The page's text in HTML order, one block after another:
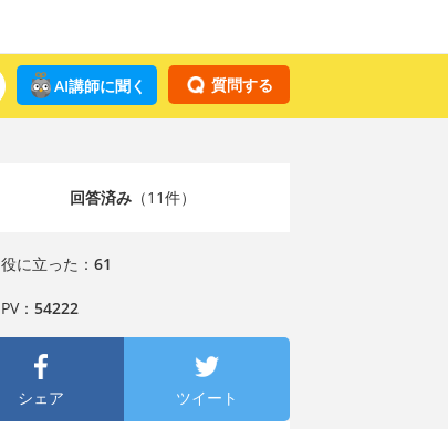
質問する
AI講師に聞く
回答済み（11件）
役に立った： 61
PV： 54222
シェア ツイート